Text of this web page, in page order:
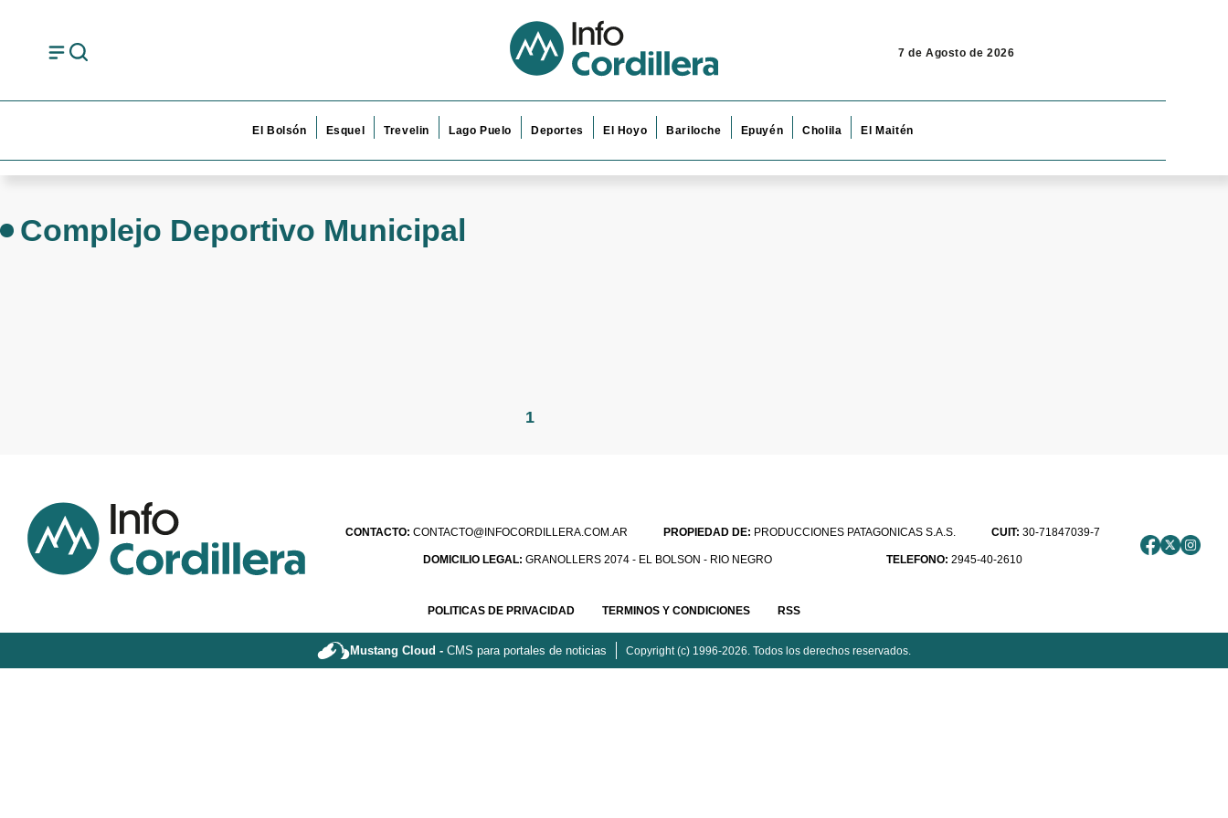
7 de Agosto de 2026
El Bolsón Esquel Trevelin Lago Puelo Deportes El Hoyo Bariloche Epuyén Cholila El Maitén
Complejo Deportivo Municipal
1
CONTACTO: CONTACTO@INFOCORDILLERA.COM.AR PROPIEDAD DE: PRODUCCIONES PATAGONICAS S.A.S. CUIT: 30-71847039-7
DOMICILIO LEGAL:GRANOLLERS 2074 - EL BOLSON - RIO NEGRO TELEFONO: 2945-40-2610
POLITICAS DE PRIVACIDAD TERMINOS Y CONDICIONES RSS
Mustang Cloud - CMS para portales de noticias Copyright (c) 1996-2026. Todos los derechos reservados.